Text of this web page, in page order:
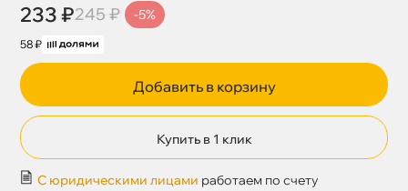
233 ₽245 ₽ -5%
58 ₽
Добавить в корзину
Купить в 1 клик
С юридическими лицами работаем по счету